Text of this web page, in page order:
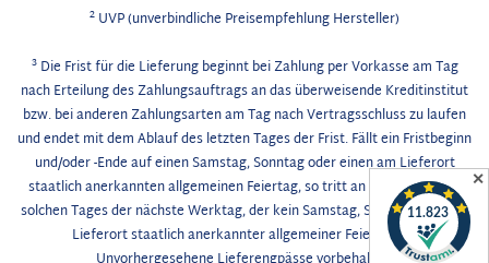
2 UVP (unverbindliche Preisempfehlung Hersteller)
3Die Frist für die Lieferung beginnt bei Zahlung per Vorkasse am Tag
nach Erteilung des Zahlungsauftrags an das überweisende Kreditinstitut
bzw. bei anderen Zahlungsarten am Tag nach Vertragsschluss zu laufen
und endet mit dem Ablauf des letzten Tages der Frist. Fällt ein Fristbeginn
und/oder -Ende auf einen Samstag, Sonntag oder einen am Lieferort
staatlich anerkannten allgemeinen Feiertag, so tritt an die Stelle eines
solchen Tages der nächste Werktag, der kein Samstag, Sonntag oder am
Lieferort staatlich anerkannter allgemeiner Feiertag ist.
✕